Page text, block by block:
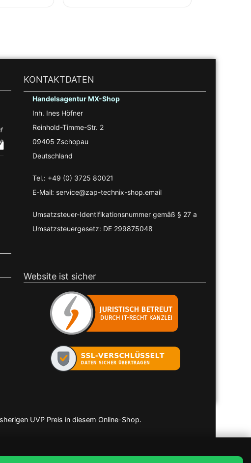
KONTAKTDATEN
Handelsagentur MX-Shop
Inh. Ines Höfner
Reinhold-Timme-Str. 2
09405 Zschopau
Deutschland
Tel.: +49 (0) 3725 80021
E-Mail: service@zap-technix-shop.email
Umsatzsteuer-Identifikationsnummer gemäß § 27 a
Umsatzsteuergesetz: DE 299875048
Website ist sicher
UVP Preis in diesem Online-Shop.